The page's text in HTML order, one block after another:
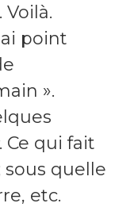
point
».
. Ce qui fait
sous quelle
etc.